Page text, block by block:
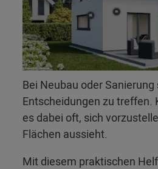
Bei Neubau oder
Entscheidungen zu treffen.
es dabei oft, sich
Flächen aussieht.
Mit diesem praktischen